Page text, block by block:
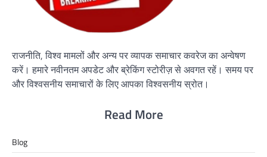
राजनीति, विश्व मामलों और अन्य पर व्यापक समाचार कवरेज का अन्वेषण
करें। हमारे नवीनतम अपडेट और ब्रेकिंग स्टोरीज़ से अवगत रहें। समय पर
और विश्वसनीय समाचारों के लिए आपका विश्वसनीय स्रोत।
Read More
Blog